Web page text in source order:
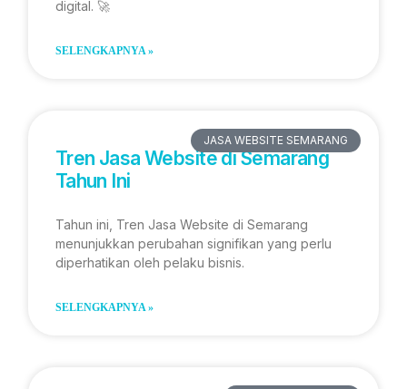
digital. 🚀
SELENGKAPNYA »
JASA WEBSITE SEMARANG
Tren Jasa Website di Semarang
Tahun Ini
Tahun ini, Tren Jasa Website di Semarang
menunjukkan perubahan signifikan yang perlu
diperhatikan oleh pelaku bisnis.
SELENGKAPNYA »